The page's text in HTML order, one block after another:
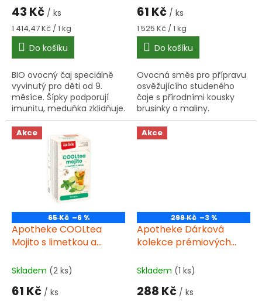
43 Kč / ks
Měrná
cena:
1 414,47 Kč / 1 kg
Do košíku
BIO ovocný čaj speciálně
vyvinutý pro děti od 9.
měsíce. Šípky podporují
imunitu, meduňka zklidňuje.
Složení schváleno Českou
pediatrickou společností.
61 Kč / ks
Měrná
cena:
1 525 Kč / 1 kg
Do košíku
Ovocná směs pro přípravu
osvěžujícího studeného
čaje s přírodními kousky
brusinky a maliny.
Obsahuje ibišek, jablko,
ostružinový list a šípek.
Akce
65 Kč –6 %
Apotheke COOLtea
Mojito s limetkou a
Skladem (2 ks)
61 Kč / ks
Akce
299 Kč –3 %
Apotheke Dárková
kolekce prémiových
Skladem (1 ks)
288 Kč / ks